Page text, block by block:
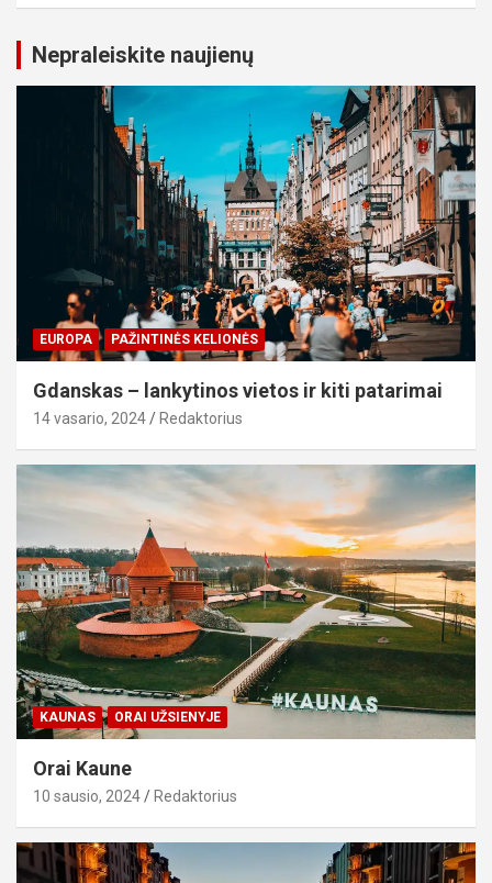
Nepraleiskite naujienų
EUROPA PAŽINTINĖS KELIONĖS
Gdanskas – lankytinos vietos ir kiti patarimai
14 vasario, 2024 Redaktorius
KAUNAS ORAI UŽSIENYJE
Orai Kaune
10 sausio, 2024 Redaktorius